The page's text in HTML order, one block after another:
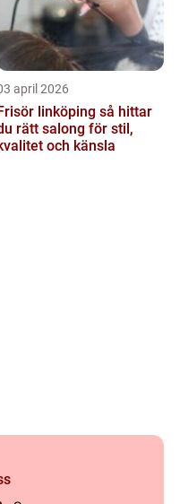
april 2026
linköping så hittar
rätt salong för stil,
och känsla